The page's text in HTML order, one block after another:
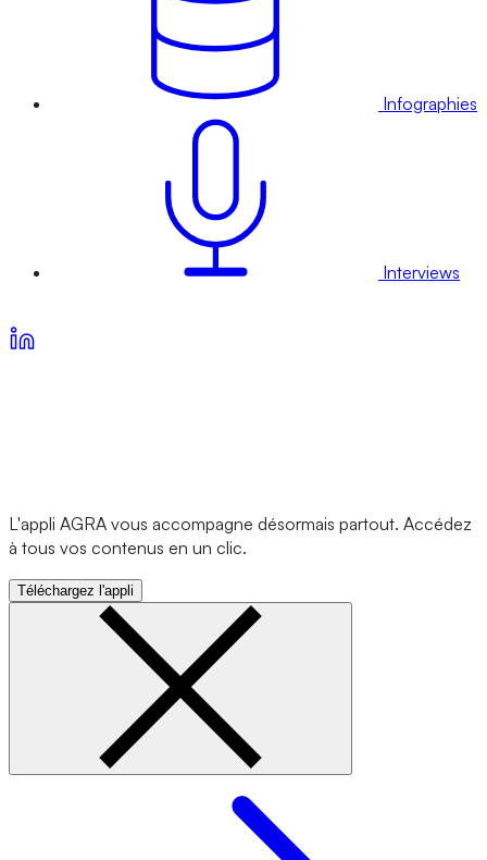
Infographies
Interviews
L'appli AGRA vous accompagne désormais partout. Accédez
à tous vos contenus en un clic.
Téléchargez l'appli